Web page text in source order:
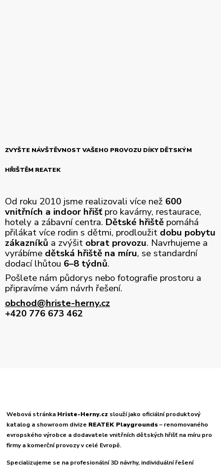
ZVYŠTE NÁVŠTĚVNOST VAŠEHO PROVOZU DÍKY DĚTSKÝM
HŘIŠTĚM REATEK
Od roku 2010 jsme realizovali více než 600
vnitřních a indoor hřišťpro kavárny, restaurace,
hotely a zábavní centra. Dětské hřiště pomáhá
přilákat více rodin s dětmi, prodloužit dobu pobytu
zákazníků a zvýšit obrat provozu. Navrhujeme a
vyrábíme dětská hřiště na míru, se standardní
dodací lhůtou 6–8 týdnů.
Pošlete nám půdorys nebo fotografie prostoru a
připravíme vám návrh řešení.
obchod@hriste-herny.cz
+420 776 673 462
Webová stránka Hriste-Herny.cz slouží jako oficiální produktový
katalog a showroom divize REATEK Playgrounds– renomovaného
evropského výrobce a dodavatele vnitřních dětských hřišť na míru pro
firmy a komerční provozy v celé Evropě.
Specializujeme se na profesionální 3D návrhy, individuální řešení